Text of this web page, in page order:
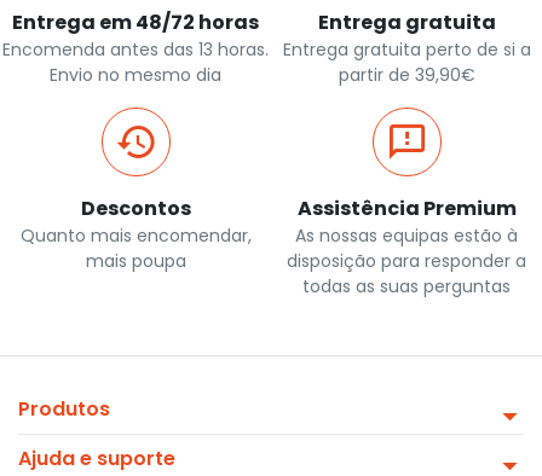
Entrega em 48/72 horas
Encomenda antes das 13 horas.
Envio no mesmo dia
Entrega gratuita
Entrega gratuita perto de si a
partir de 39,90€
Descontos
Quanto mais encomendar,
mais poupa
Assistência Premium
As nossas equipas estão à
disposição para responder a
todas as suas perguntas
Produtos
Ajuda e suporte